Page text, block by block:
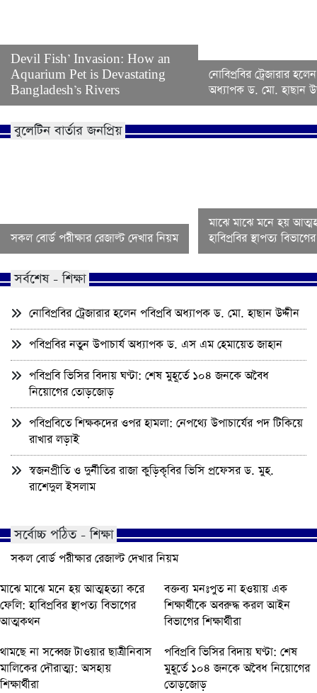
Devil Fish’ Invasion: How an
Aquarium Pet is Devastating
Bangladesh’s Rivers
নোবিপ্রবির ট্রেজারার
অধ্যাপক ড. মো. হাছান
বুলেটিন বার্তার জনপ্রিয়
সকল বোর্ড পরীক্ষার রেজাল্ট দেখার নিয়ম
মাঝে মাঝে মনে হয়
হাবিপ্রবির স্থাপত্য
সর্বশেষ - শিক্ষা
নোবিপ্রবির ট্রেজারার হলেন পবিপ্রবি অধ্যাপক ড. মো. হাছান উদ্দীন
পবিপ্রবির নতুন উপাচার্য অধ্যাপক ড. এস এম হেমায়েত জাহান
পবিপ্রবি ভিসির বিদায় ঘণ্টা: শেষ মুহূর্তে ১০৪ জনকে অবৈধ
নিয়োগের তোড়জোড়
পবিপ্রবিতে শিক্ষকদের ওপর হামলা: নেপথ্যে উপাচার্যের পদ টিকিয়ে
রাখার লড়াই
স্বজনপ্রীতি ও দুর্নীতির রাজা কুড়িকৃবির ভিসি প্রফেসর ড. মুহ.
রাশেদুল ইসলাম
সর্বোচ্চ পঠিত - শিক্ষা
সকল বোর্ড পরীক্ষার রেজাল্ট দেখার নিয়ম
মাঝে মাঝে মনে হয় আত্মহত্যা করে
ফেলি: হাবিপ্রবির স্থাপত্য বিভাগের
আত্মকথন
বক্তব্য মনঃপুত না হওয়ায় এক
শিক্ষার্থীকে অবরুদ্ধ করল আইন
বিভাগের শিক্ষার্থীরা
থামছে না সব্বেজ টাওয়ার ছাত্রীনিবাস
মালিকের দৌরাত্ম্য: অসহায়
শিক্ষার্থীরা
পবিপ্রবি ভিসির বিদায় ঘণ্টা: শেষ
মুহূর্তে ১০৪ জনকে অবৈধ নিয়োগের
তোড়জোড়